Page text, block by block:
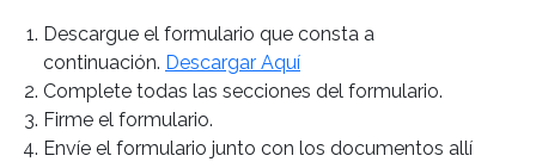
Descargue el formulario que consta a
continuación. Descargar Aquí
Complete todas las secciones del formulario.
Firme el formulario.
Envíe el formulario junto con los documentos allí